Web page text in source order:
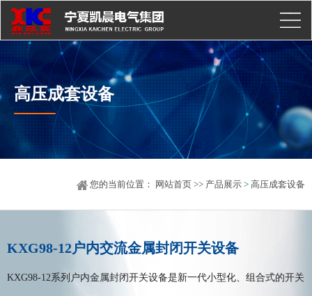
高压成套设备
您的当前位置： 网站首页 >> 产品展示 > 高压成套设备
KXG98-12户内交流金属封闭开关设备
KXG98-12系列户内金属封闭开关设备是新一代小型化、组合式的开关